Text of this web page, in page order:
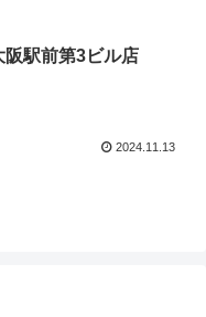
阪駅前第3ビル店
2024.11.13